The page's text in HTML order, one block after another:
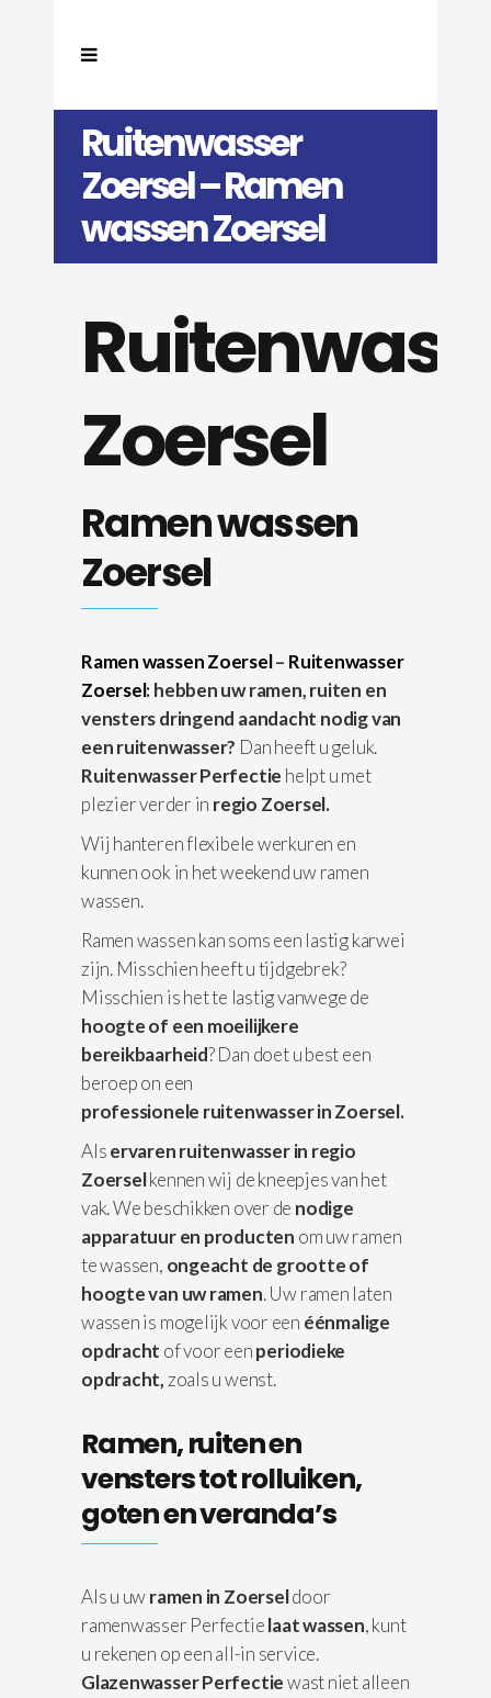
Ruitenwasser
Zoersel – Ramen
wassen Zoersel
Zoersel
Ramen wassen
Zoersel
Ramen wassen Zoersel– Ruitenwasser
Zoersel: hebben uw ramen, ruiten en
vensters dringend aandacht nodig van
een ruitenwasser? Dan heeft u geluk.
Ruitenwasser Perfectie helpt u met
plezier verder in regio Zoersel.
Wij hanteren flexibele werkuren en
kunnen ook in het weekend uw ramen
wassen.
Ramen wassen kan soms een lastig karwei
zijn. Misschien heeft u tijdgebrek?
Misschien is het te lastig vanwege de
hoogte of een moeilijkere
bereikbaarheid? Dan doet u best een
beroep on een
professionele ruitenwasser in Zoersel.
Alservaren ruitenwasser in regio
Zoerselkennen wij de kneepjes van het
vak. We beschikken over de nodige
apparatuuren producten om uw ramen
te wassen, ongeacht de grootte of
hoogte van uw ramen. Uw ramen laten
wassen is mogelijk voor een éénmalige
opdracht of voor eenperiodieke
opdracht, zoals u wenst.
Ramen, ruiten en
vensters tot rolluiken,
goten en veranda’s
Als u uwramen in Zoerseldoor
ramenwasser Perfectielaat wassen, kunt
u rekenen op een all-in service.
Glazenwasser Perfectiewast niet alleen